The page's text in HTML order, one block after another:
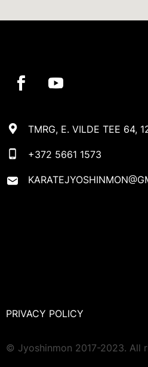
TMRG, E. VILDE TEE 64,
+372 5661 1573
PRIVACY POLICY
© Jyoshinmon 2017-2023. All